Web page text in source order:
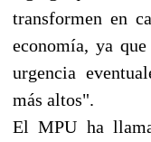
transformen en
economía, ya
urgencia
más altos".
El MPU ha